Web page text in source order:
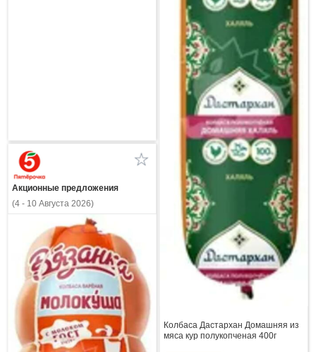
Колбаса Дастархан Домашняя из
мяса кур полукопченая 400г
Акционные предложения
(4 - 10 Августа 2026)